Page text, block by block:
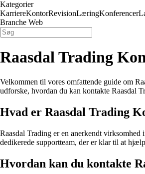
Kategorier
KarriereKontorRevisionLæringKonferencer
Branche Web
Raasdal Trading
Velkommen til vores omfattende guide om
udforske, hvordan du kan kontakte Raasdal
Hvad er Raasdal Trading
Raasdal Trading er en anerkendt
dedikerede supportteam, der er klar til at
Hvordan kan du kontakte